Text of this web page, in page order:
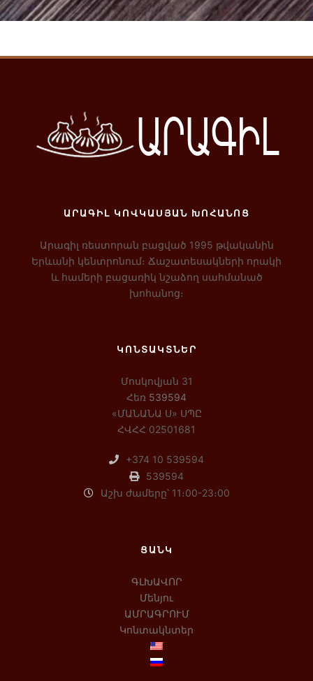
ԱՐԱԳԻԼ ԿՈՎԿԱՍՅԱՆ ԽՈՀԱՆՈՑ
Արագիլ ռեստորան բացված 1995 թվականին
Երևանի կենտրոնում։ Ճաշատեսակների որակի
և համերի բացառիկ նշաձող սահմանած
խոհանոց։
ԿՈՆՏԱԿՏՆԵՐ
Մոսկովյան 31
Հեռ 539594
«ՄԱՆԱՆԱ Ս» ՍՊԸ
ՀՎՀՀ 02501681
+374 10 539594
539594
Աշխ ժամերը՝ 11։00-23։00
ՑԱՆԿ
ԳԼԽԱՎՈՐ
Մենյու
ԱՄՐԱԳՐՈՒՄ
Կոնտակնտեր